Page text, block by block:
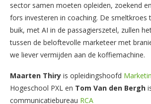
sector samen moeten opleiden, zoekend
fors investeren in coaching. De smeltkroes
buik, met AI in de passagierszetel, zullen
tussen de beloftevolle marketeer met
we liever vermijden aan de koffiemachine.
Maarten Thiry is opleidingshoofd
Hogeschool PXL en Tom Van den Bergh
communicatiebureau RCA